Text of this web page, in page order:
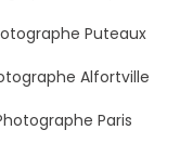
Puteaux
Alfortville
Paris